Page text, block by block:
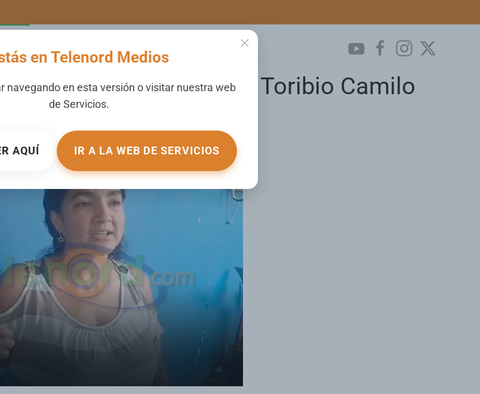
en Telenord Medios
navegando en esta versión o visitar nuestra web
de Servicios.
AQUÍ IR A LA WEB DE SERVICIOS
en la Urbanización Toribio Camilo